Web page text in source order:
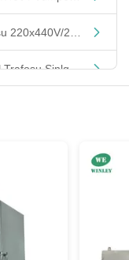
120x240V/115x230V Endüstriyel Kontrol Trafosu Sinlge Faz 50/60Hz